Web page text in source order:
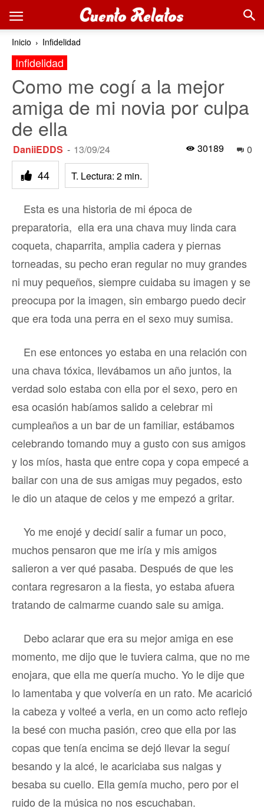
Inicio Infidelidad
Infidelidad
Como me cogí a la mejor
amiga de mi novia por culpa
de ella
DaniiEDDS - 13/09/24 0
30189
44 T. Lectura: 2 min.
Esta es una historia de mi época de
preparatoria, ella era una chava muy linda cara
coqueta, chaparrita, amplia cadera y piernas
torneadas, su pecho eran regular no muy grandes
ni muy pequeños, siempre cuidaba su imagen y se
preocupa por la imagen, sin embargo puedo decir
que era toda una perra en el sexo muy sumisa.
En ese entonces yo estaba en una relación con
una chava tóxica, llevábamos un año juntos, la
verdad solo estaba con ella por el sexo, pero en
esa ocasión habíamos salido a celebrar mi
cumpleaños a un bar de un familiar, estábamos
celebrando tomando muy a gusto con sus amigos
y los míos, hasta que entre copa y copa empecé a
bailar con una de sus amigas muy pegados, esto
le dio un ataque de celos y me empezó a gritar.
Yo me enojé y decidí salir a fumar un poco,
muchos pensaron que me iría y mis amigos
salieron a ver qué pasaba. Después de que les
contara regresaron a la fiesta, yo estaba afuera
tratando de calmarme cuando sale su amiga.
Debo aclarar que era su mejor amiga en ese
momento, me dijo que le tuviera calma, que no me
enojara, que ella me quería mucho. Yo le dije que
lo lamentaba y que volvería en un rato. Me acarició
la cabeza y volteé a verla, en un como acto reflejo
la besé con mucha pasión, creo que ella por las
copas que tenía encima se dejó llevar la seguí
besando y la alcé, le acariciaba sus nalgas y
besaba su cuello. Ella gemía mucho, pero por el
ruido de la música no nos escuchaban.